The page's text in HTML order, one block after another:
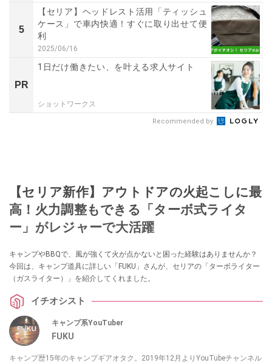
5
【セリア】ヘッドレスト活用「ティッシュ
ケース」で車内快適！すぐに取り出せて便
利
2025/06/16
PR
1日だけ働きたい、を叶える求人サイト
ショットワークス
Recommended by
【セリア新作】アウトドアの火起こしに最
高！火力調整もできる「ターボ式ライタ
ー」がレジャーで大活躍
キャンプやBBQで、風が強くて火が点かないと困った経験はありませんか？
今回は、キャンプ道具に詳しい「FUKU」さんが、セリアの「ターボライター
（ガスライター）」を紹介してくれました。
イチオシスト
キャンプ系YouTuber
FUKU
キャンプ歴15年のキャンプギアオタク。2019年12月よりYouTubeチャンネル